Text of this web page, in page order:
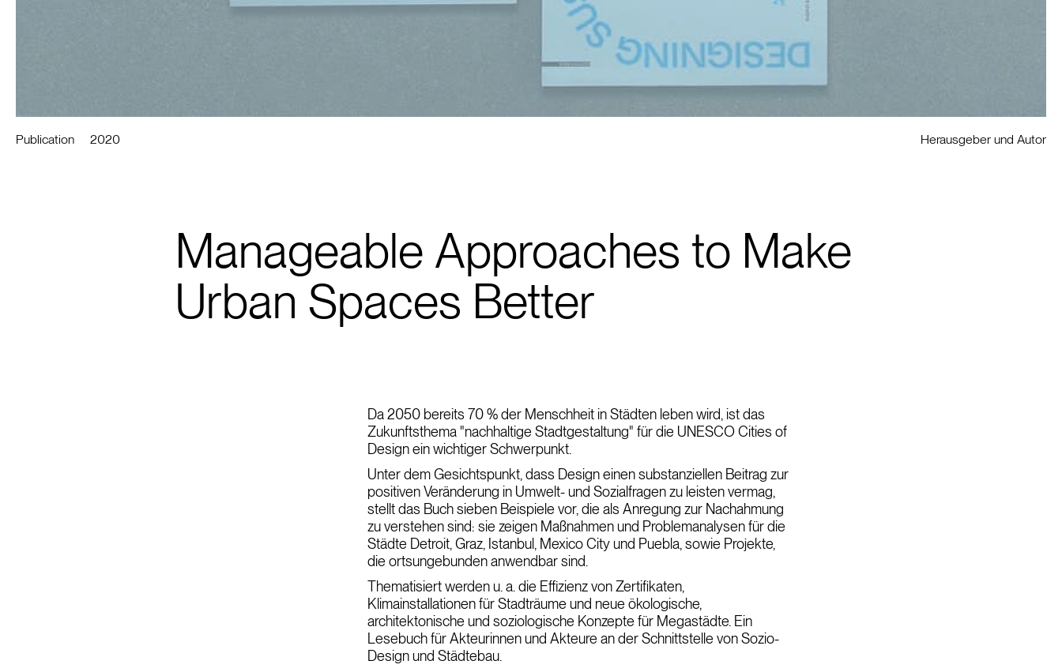
Publication 2020 Herausgeber und Autor
Manageable Approaches to Make
Urban Spaces Better
Da 2050 bereits 70 % der Menschheit in Städten leben wird, ist das
Zukunftsthema "nachhaltige Stadtgestaltung" für die UNESCO Cities of
Designein wichtiger Schwerpunkt.
Unter dem Gesichtspunkt, dass Design einen substanziellen Beitrag zur
positiven Veränderung in Umwelt- und Sozialfragen zu leisten vermag,
stellt das Buch sieben Beispiele vor, die als Anregung zur Nachahmung
zu verstehen sind: sie zeigen Maßnahmen und Problemanalysen für die
Städte Detroit, Graz, Istanbul, Mexico City und Puebla, sowie Projekte,
die ortsungebunden anwendbar sind.
Thematisiert werden u. a. die Effizienz von Zertifikaten,
Klimainstallationen für Stadträume und neue ökologische,
architektonische und soziologische Konzepte für Megastädte. Ein
Lesebuch für Akteurinnen und Akteure an der Schnittstelle von Sozio-
Design und Städtebau.